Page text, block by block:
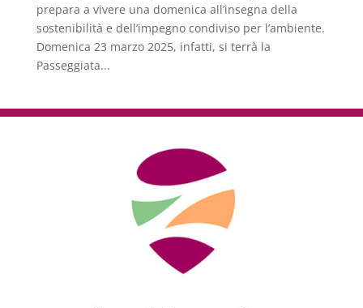
prepara a vivere una domenica all’insegna della
sostenibilità e dell’impegno condiviso per l’ambiente.
Domenica 23 marzo 2025, infatti, si terrà la
Passeggiata...